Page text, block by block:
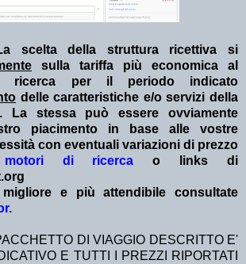
scelta della struttura ricettiva si
sulla tariffa più economica al
ricerca per il periodo indicato
delle caratteristiche e/o servizi della
La stessa può essere ovviamente
piacimento in base alle vostre
con eventuali variazioni di prezzo
motori di ricerca o links di
e più attendibile consultate
.
DI VIAGGIO DESCRITTO E'
E TUTTI I PREZZI RIPORTATI